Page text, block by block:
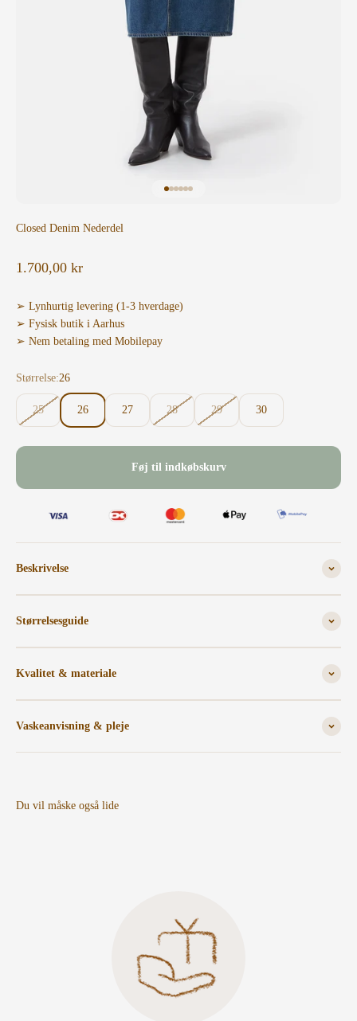
Closed Denim Nederdel
Salgspris
1.700,00 kr
➢ Lynhurtig levering (1-3 hverdage)
➢ Fysisk butik i Aarhus
➢ Nem betaling med Mobilepay
Størrelse:26
25 26 27 28 29 30
Føj til indkøbskurv
Beskrivelse
Størrelsesguide
Kvalitet & materiale
Vaskeanvisning & pleje